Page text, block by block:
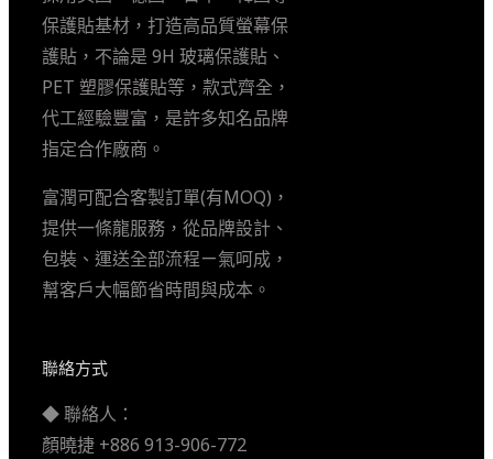
保護貼基材，打造高品質螢幕保
護貼，不論是 9H 玻璃保護貼、
PET 塑膠保護貼等，款式齊全，
代工經驗豐富，是許多知名品牌
指定合作廠商。
富潤可配合客製訂單(有MOQ)，
提供一條龍服務，從品牌設計、
包裝、運送全部流程ㄧ氣呵成，
幫客戶大幅節省時間與成本。
聯絡方式
◆ 聯絡人：
顏曉捷 +886 913-906-772